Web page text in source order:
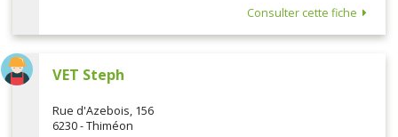
Consulter cette fiche
VET Steph
Rue d'Azebois, 156
6230 - Thiméon